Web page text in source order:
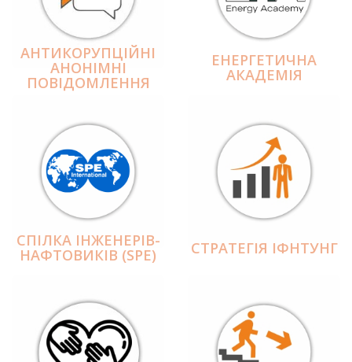
АНТИКОРУПЦІЙНІ
АНОНІМНІ
ПОВІДОМЛЕННЯ
ЕНЕРГЕТИЧНА
АКАДЕМІЯ
СПІЛКА ІНЖЕНЕРІВ-
НАФТОВИКІВ (SPE) СТРАТЕГІЯ ІФНТУНГ